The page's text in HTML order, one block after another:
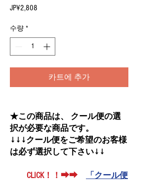
JP¥2,808
수량 *
카트에 추가
★この商品は、 クール便の選
択が必要な商品です。
↓↓↓クール便をご希望のお客様
は必ず選択して下さい↓↓
CLICK！！➡➡
「クール便